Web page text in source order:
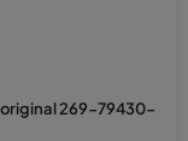
original 269-79430-